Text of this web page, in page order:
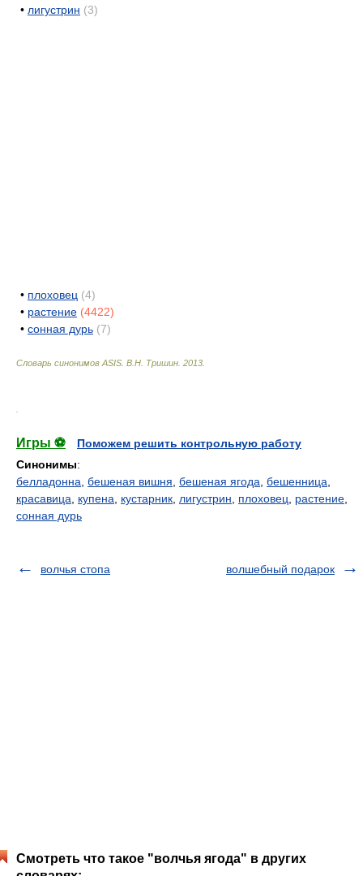
• лигустрин (3)
• плоховец (4)
• растение (4422)
• сонная дурь (7)
Словарь синонимов ASIS. В.Н. Тришин 2013
Игры ⚽
Поможем решить контрольную работу
Синонимы:
белладонна бешеная вишня бешеная ягода бешенница
красавица
купена кустарник лигустрин плоховец растение
сонная дурь
волчья стопа волшебный подарок
Смотреть что такое "волчья ягода" в других